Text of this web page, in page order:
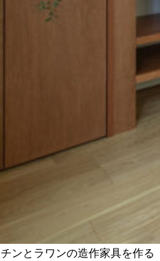
ンとラワンの造作家具を作る